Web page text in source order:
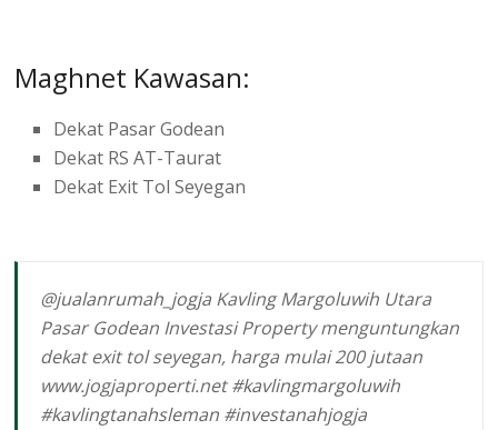
Maghnet Kawasan:
Dekat Pasar Godean
Dekat RS AT-Taurat
Dekat Exit Tol Seyegan
@jualanrumah_jogja Kavling Margoluwih Utara
Pasar Godean Investasi Property menguntungkan
dekat exit tol seyegan, harga mulai 200 jutaan
www.jogjaproperti.net#kavlingmargoluwih
#kavlingtanahsleman #investanahjogja